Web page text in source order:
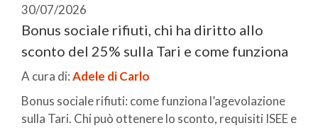
30/07/2026
Bonus sociale rifiuti, chi ha diritto allo
sconto del 25% sulla Tari e come funziona
A cura di:Adele di Carlo
Bonus sociale rifiuti: come funziona l’agevolazione
sulla Tari. Chi può ottenere lo sconto, requisiti ISEE e